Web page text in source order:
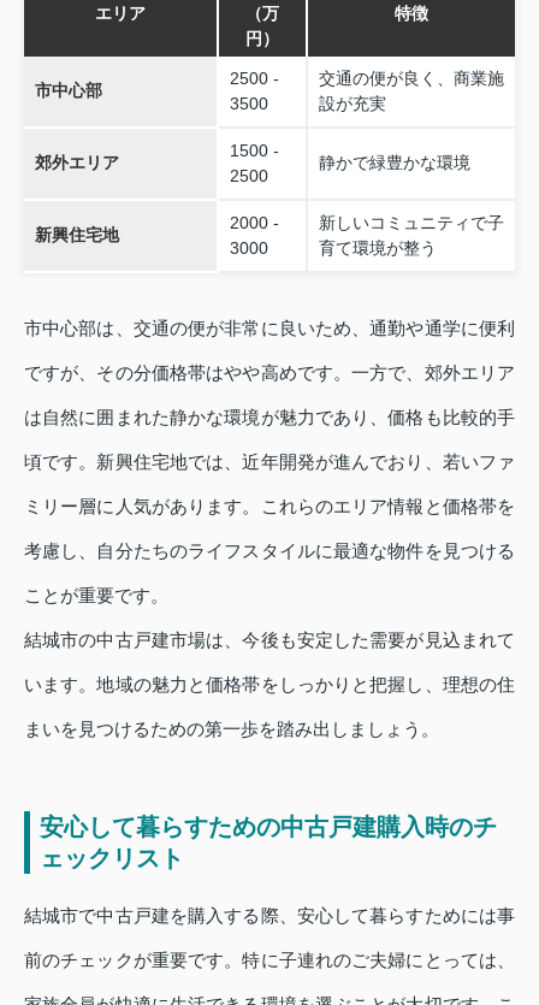
エリア
（万
円）
特徴
市中心部
2500 -
3500
交通の便が良く、商業施
設が充実
郊外エリア
1500 -
2500
静かで緑豊かな環境
新興住宅地
2000 -
3000
新しいコミュニティで子
育て環境が整う
市中心部は、交通の便が非常に良いため、通勤や通学に便利
ですが、その分価格帯はやや高めです。一方で、郊外エリア
は自然に囲まれた静かな環境が魅力であり、価格も比較的手
頃です。新興住宅地では、近年開発が進んでおり、若いファ
ミリー層に人気があります。これらのエリア情報と価格帯を
考慮し、自分たちのライフスタイルに最適な物件を見つける
ことが重要です。
結城市の中古戸建市場は、今後も安定した需要が見込まれて
います。地域の魅力と価格帯をしっかりと把握し、理想の住
まいを見つけるための第一歩を踏み出しましょう。
安心して暮らすための中古戸建購入時のチ
ェックリスト
結城市で中古戸建を購入する際、安心して暮らすためには事
前のチェックが重要です。特に子連れのご夫婦にとっては、